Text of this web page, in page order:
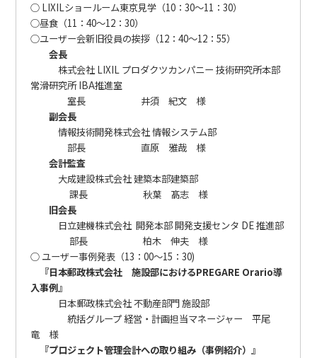
○ LIXILショールーム東京見学（10：30～11：30）
○昼食（11：40～12：30）
○ユーザー会新旧役員の挨拶（12：40～12：55）
会長
株式会社 LIXIL プロダクツカンパニー 技術研究所本部
常滑研究所 IBA推進室
室長 井須 紀文 様
副会長
情報技術開発株式会社 情報システム部
部長 直原 雅哉 様
会計監査
大成建設株式会社 建築本部建築部
課長 秋葉 髙志 様
旧会長
日立建機株式会社 開発本部 開発支援センタ DE 推進部
部長 柏木 伸夫 様
○ ユーザー事例発表（13：00～15：30)
『日本郵政株式会社 施設部におけるPREGARE Orario導
入事例』
日本郵政株式会社 不動産部門 施設部
統括グループ 経営・計画担当マネージャー 平尾
竜 様
『プロジェクト管理会計への取り組み（事例紹介）』